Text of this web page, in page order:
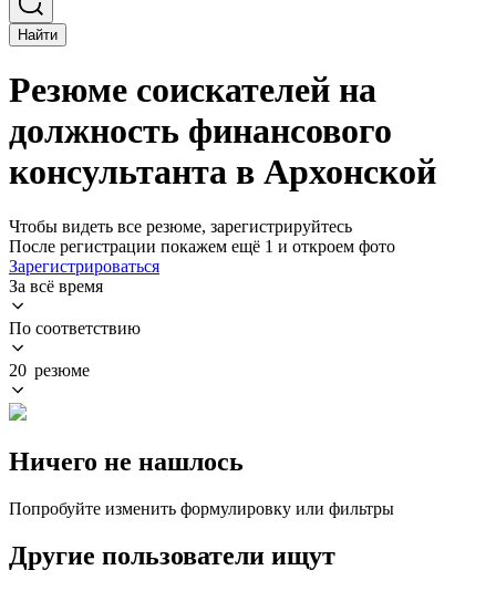
Найти
Резюме соискателей на
должность финансового
консультанта в Архонской
Чтобы видеть все резюме, зарегистрируйтесь
После регистрации покажем ещё 1 и откроем фото
Зарегистрироваться
За всё время
По соответствию
20 резюме
Ничего не нашлось
Попробуйте изменить формулировку или фильтры
Другие пользователи ищут